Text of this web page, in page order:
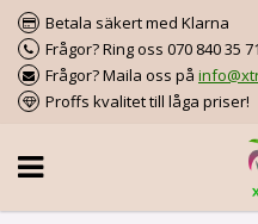
Betala säkert med Klarna
Frågor? Ring oss 070 840 35 71
Frågor? Maila oss på
Proffs kvalitet till låga priser!